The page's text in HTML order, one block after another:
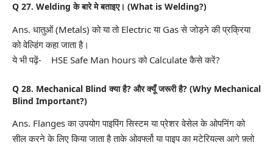
Q 27. Welding के बारे मे बताइए। (What is Welding?)
Ans. धातुओं (Metals) को या तो Electric या Gas से जोड़ने की प्रक्रिया
को वेल्डिंग कहा जाता है।
ये भी पढ़ें- HSE Safe Man hours को Calculate कैसे करें?
Q 28. Mechanical Blind क्या है? और क्यूँ जरूरी है? (Why Mechanical
Blind Important?)
Ans. Flanges का उपयोग पाइपिंग सिस्टम या प्रेशर वेसेल के ओपनिंग को
सील करने के लिए किया जाता है ताके ओवर्फ्लो या पाइप का मटेरियल्स आगे फ़्लो